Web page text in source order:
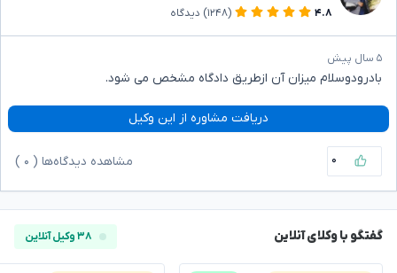
۴.۸
(۱۲۴۸) دیدگاه
۵ سال پیش
بادرودوسلام میزان آن ازطریق دادگاه مشخص می شود.
دریافت مشاوره از این وکیل
۰ مشاهده دیدگاه‌ها ( ۰
گفتگو با وکلای آنلاین ۳۸ وکیل آنلاین